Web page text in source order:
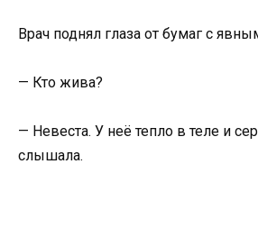
Врач поднял глаза от бумаг с
— Кто жива?
— Невеста. У неё тепло в теле и
слышала.